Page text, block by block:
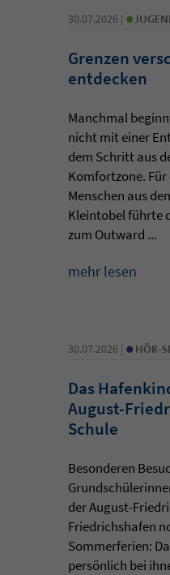
30.07.2026 | •
Grenzen
entdecken
Manchmal
nicht mit einer
dem Schritt aus
Komfortzone.
Menschen aus
Kleintobel führte
zum Outward ...
mehr lesen
30.07.2026 | • HÖR-
Das
August-
Schule
Besonderen
der August-
Friedrichshafen
Sommerferien:
persönlich bei